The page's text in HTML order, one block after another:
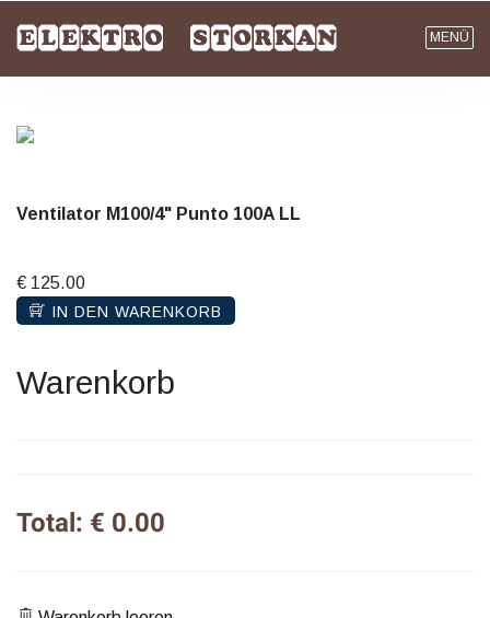
MENÜ
Ventilator M100/4" Punto 100A LL
€ 125.00
IN DEN WARENKORB
Warenkorb
Total: € 0.00